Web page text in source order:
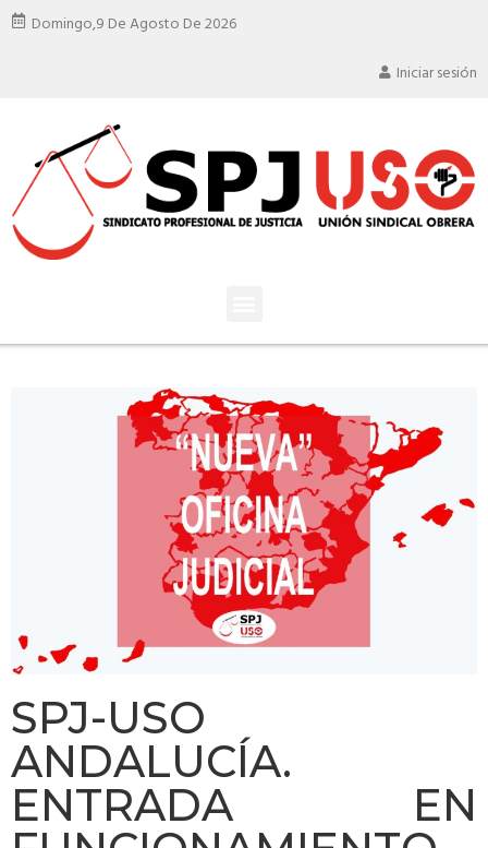
Domingo,9 De Agosto De 2026
Iniciar sesión
SPJ-USO
ANDALUCÍA.
ENTRADA EN